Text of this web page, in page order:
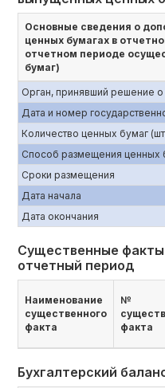
Основные сведения о
ценных бумагах в
отчетном периоде
бумаг)
Орган, принявший решение о
Дата и номер
Количество ценных бумаг
Способ размещения ценных
Сроки размещения
Дата начала
Дата окончания
Существенные факты
отчетный период
Наименование
существенного
факта
№
факта
Бухгалтерский